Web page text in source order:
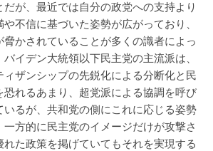
が、最近では自分の政党への支持より
不信に基づいた姿勢が広がっており、
脅かされていることが多くの識者によっ
イデン大統領以下民主党の主流派は、
ィザンシップの先鋭化による分断化と民
恐れるあまり、超党派による協調を呼び
いるが、共和党の側にこれに応じる姿勢
方的に民主党のイメージだけが攻撃さ
た政策を掲げていてもそれを実現する